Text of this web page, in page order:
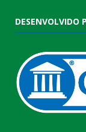
DESENVOLVIDO